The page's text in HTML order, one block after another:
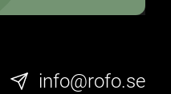
info@rofo.se